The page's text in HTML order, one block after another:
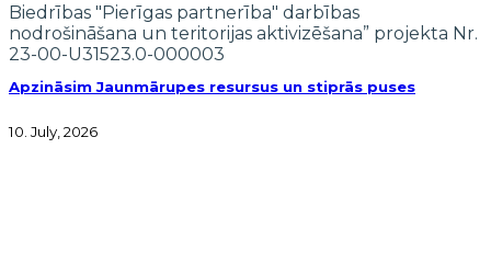
Apzināsim Jaunmārupes resursus un stiprās puses
10. July, 2026
Biedrības "Pierīgas partnerība" darbības
nodrošināšana un teritorijas aktivizēšana” projekta Nr.
23-00-U31523.0-000003